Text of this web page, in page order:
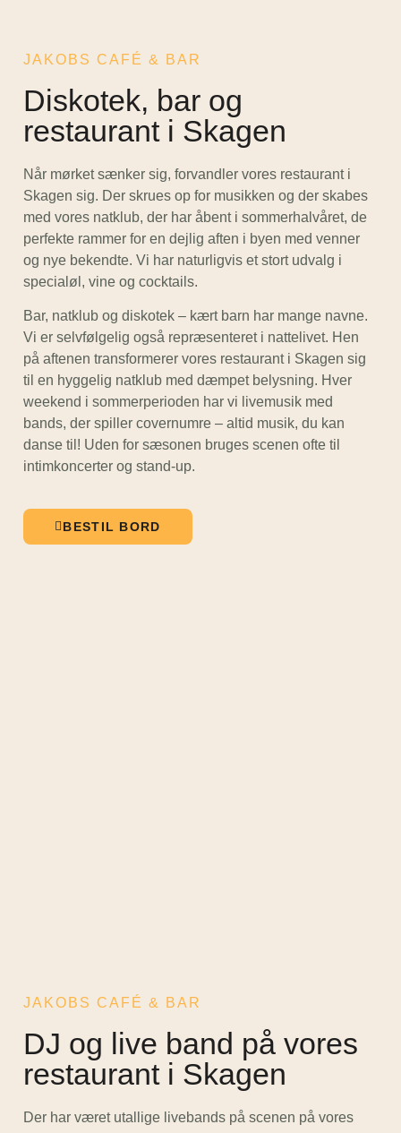
JAKOBS CAFÉ & BAR
Diskotek, bar og
restaurant i Skagen
Når mørket sænker sig, forvandler vores restaurant i
Skagen sig. Der skrues op for musikken og der skabes
med vores natklub, der har åbent i sommerhalvåret, de
perfekte rammer for en dejlig aften i byen med venner
og nye bekendte. Vi har naturligvis et stort udvalg i
specialøl, vine og cocktails.
Bar, natklub og diskotek – kært barn har mange navne.
Vi er selvfølgelig også repræsenteret i nattelivet. Hen
på aftenen transformerer vores restaurant i Skagen sig
til en hyggelig natklub med dæmpet belysning. Hver
weekend i sommerperioden har vi livemusik med
bands, der spiller covernumre – altid musik, du kan
danse til! Uden for sæsonen bruges scenen ofte til
intimkoncerter og stand-up.
BESTIL BORD
JAKOBS CAFÉ & BAR
DJ og live band på vores
restaurant i Skagen
Der har været utallige livebands på scenen på vores